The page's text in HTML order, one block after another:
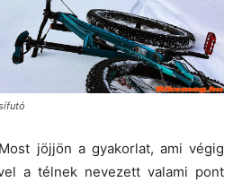
jöjjön a gyakorlat, ami végig
a télnek nevezett valami pont